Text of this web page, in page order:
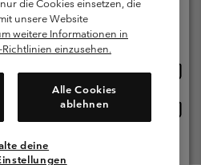
Inhalte
& 14:00- 18:00 Uhr
die Cookies einsetzen, die
unsere Website
weitere Informationen in
einzusehen.
Alle Cookies
ablehnen
deine
und Ihre Sprache
Einkauf verfügbar
Anzeigen